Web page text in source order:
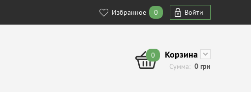
Избранное 0 Войти
0 Корзина
Сумма: 0 грн